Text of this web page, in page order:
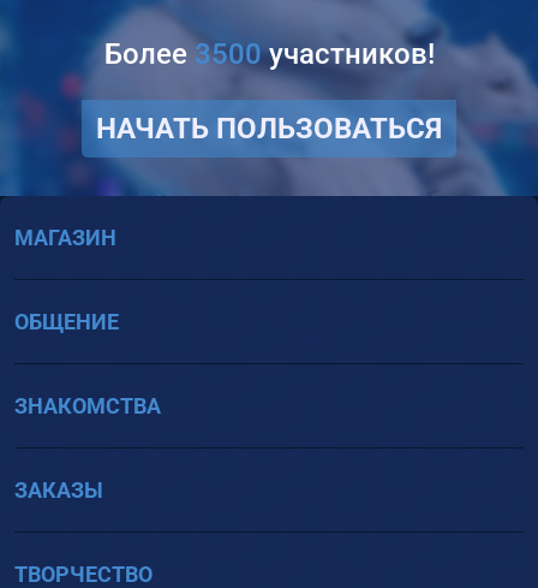
Более 3500участников!
НАЧАТЬ ПОЛЬЗОВАТЬСЯ
МАГАЗИН
ОБЩЕНИЕ
ЗНАКОМСТВА
ЗАКАЗЫ
ТВОРЧЕСТВО